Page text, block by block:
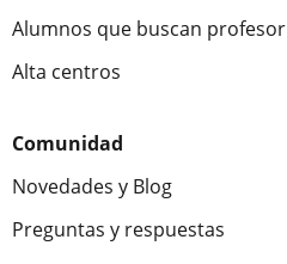
Alumnos que buscan profesor
Alta centros
Comunidad
Novedades y Blog
Preguntas y respuestas